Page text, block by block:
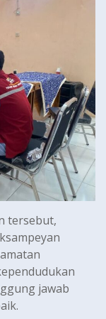
tersebut,
jawab